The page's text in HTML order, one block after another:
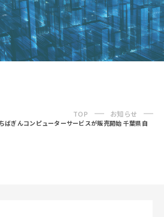
TOP お知らせ
ばぎんコンピューターサービスが販売開始 千葉県自